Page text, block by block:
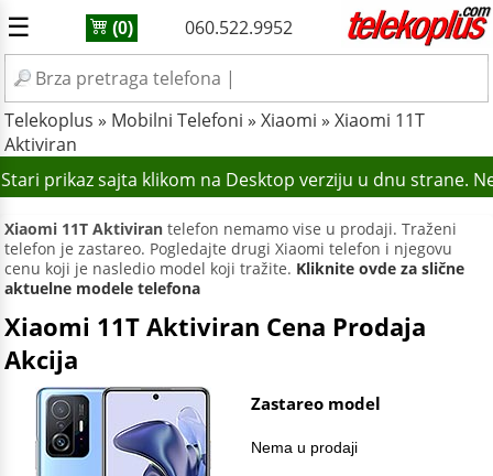
☰ (0) 060.522.9952
Telekoplus » Mobilni Telefoni » Xiaomi » Xiaomi 11T
Aktiviran
prikaz sajta klikom na Desktop verziju u dnu strane.
Xiaomi 11T Aktiviran telefon nemamo vise u prodaji. Traženi
telefon je zastareo. Pogledajte drugi Xiaomi telefon i njegovu
cenu koji je nasledio model koji tražite. Kliknite ovde za slične
aktuelne modele telefona
Xiaomi 11T Aktiviran Cena Prodaja
Akcija
Zastareo model
Nema u prodaji